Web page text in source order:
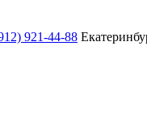
921-44-88